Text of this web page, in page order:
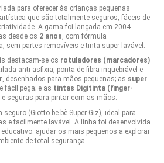
para oferecer às crianças pequenas
que são totalmente seguros, fáceis de
A gama foi lançada em 2004
desde os 2 anos , com fórmula
sem partes removíveis e tinta super lavável.
destacam-se os rotuladores (marcadores)
anti-asfixia, ponta de fibra inquebrável e
, desenhados para mãos pequenas; as super
fácil pega; e as tintas Digitinta (finger-
seguras para pintar com as mãos.
(Giotto be-bè Super Giz), ideal para
e facilmente lavável. A linha foi desenvolvida
ajudar os mais pequenos a explorar
de total segurança.